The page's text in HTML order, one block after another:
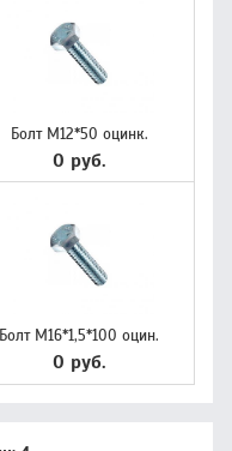
Болт М12*50 оцинк.
0 руб.
Болт М16*1,5*100 оцин.
0 руб.